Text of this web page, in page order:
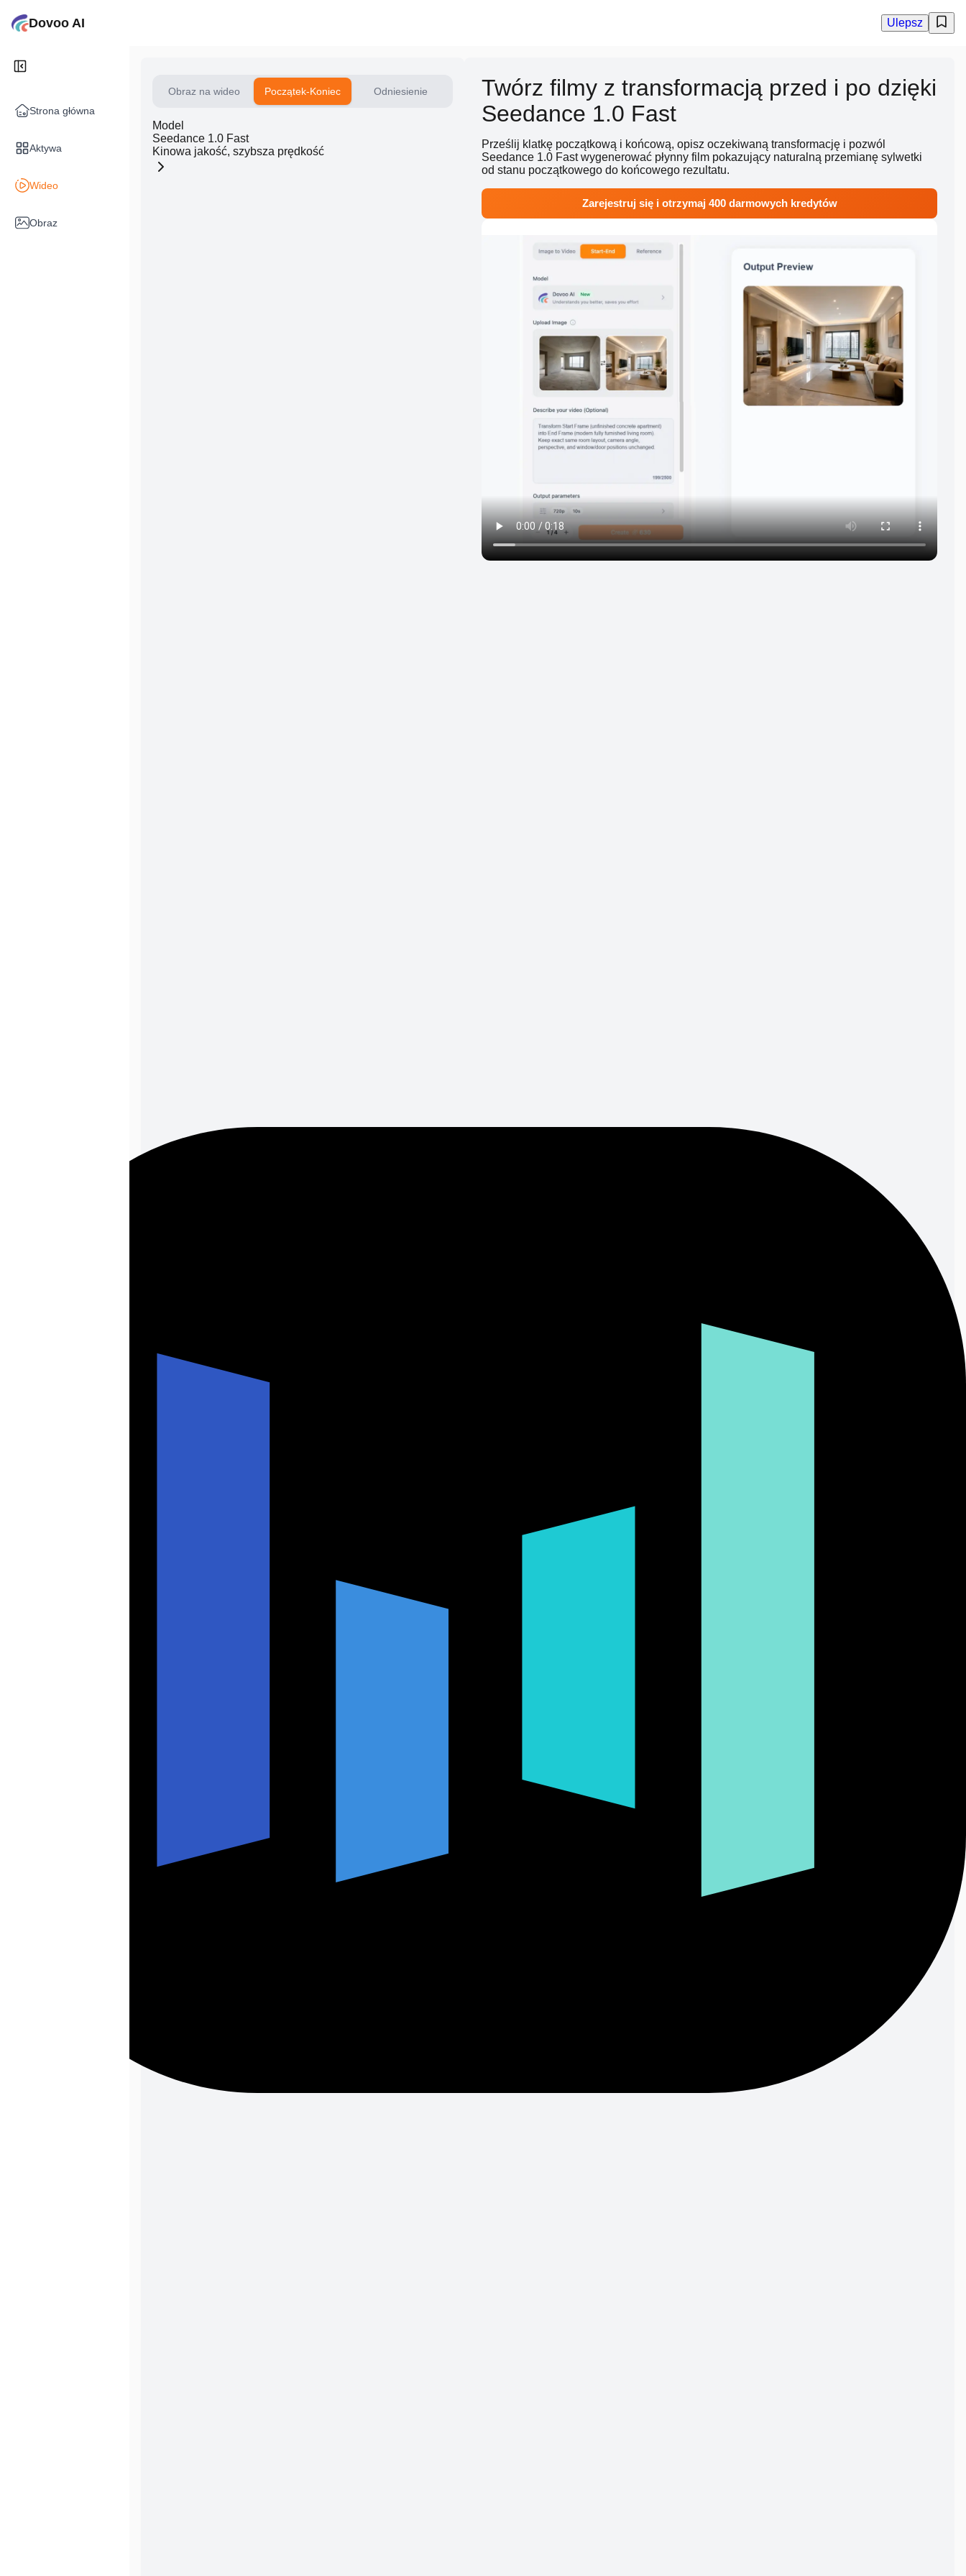
Dovoo AI Ulepsz
Strona główna
Aktywa
Wideo
Obraz
Obraz na wideo Początek-Koniec Odniesienie
Model
Seedance 1.0 Fast
Kinowa jakość, szybsza prędkość
Twórz filmy z transformacją przed i po dzięki
Seedance 1.0 Fast
Prześlij klatkę początkową i końcową, opisz oczekiwaną transformację i pozwól
Seedance 1.0 Fast wygenerować płynny film pokazujący naturalną przemianę sylwetki
od stanu początkowego do końcowego rezultatu.
Zarejestruj się i otrzymaj 400 darmowych kredytów